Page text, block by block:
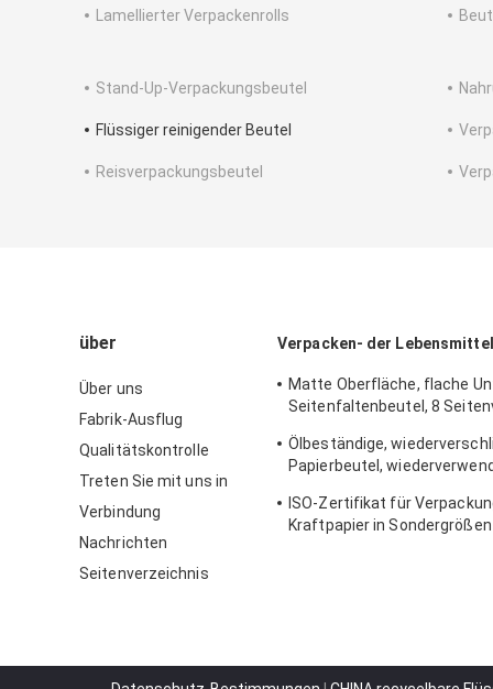
Lamellierter Verpackenrolls
Stand-Up-Verpackungsbeutel
Flüssiger reinigender Beutel
Reisverpackungsbeutel
über
Über uns
Fabrik-Ausflug
Qualitätskontrolle
Treten Sie mit uns in
Verbindung
Nachrichten
Seitenverzeichnis
Verpacken- der
Matte Oberfläche, flache
Seitenfaltenbeutel, 8
Ölbeständige,
Papierbeutel,
ISO-Zertifikat für
Kraftpapier in